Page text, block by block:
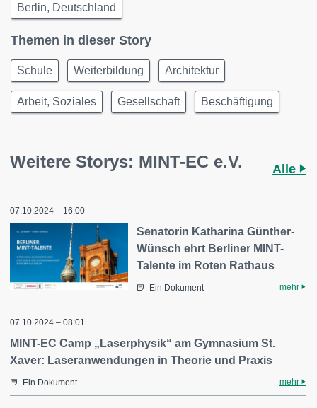
Berlin, Deutschland
Themen in dieser Story
Schule Weiterbildung Architektur
Arbeit, Soziales Gesellschaft Beschäftigung
Weitere Storys: MINT-EC e.V. Alle
07.10.2024 – 16:00
Senatorin Katharina Günther-
Wünsch ehrt Berliner MINT-
Talente im Roten Rathaus
Ein Dokument mehr
07.10.2024 – 08:01
MINT-EC Camp „Laserphysik“ am Gymnasium St.
Xaver: Laseranwendungen in Theorie und Praxis
Ein Dokument mehr